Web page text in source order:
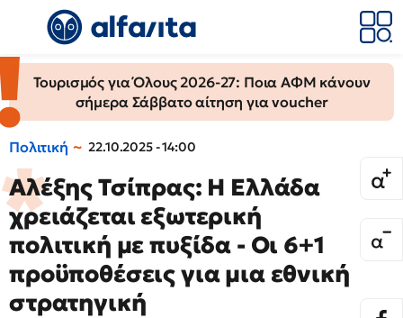
Τουρισμός για Όλους 2026-27: Ποια ΑΦΜ κάνουν
σήμερα Σάββατο αίτηση για voucher
Πολιτική 22.10.2025 - 14:00
Αλέξης Τσίπρας: Η Ελλάδα
χρειάζεται εξωτερική
πολιτική με πυξίδα - Οι 6+1
προϋποθέσεις για μια εθνική
στρατηγική